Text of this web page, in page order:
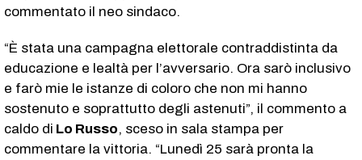
commentato il neo sindaco.
“È stata una campagna elettorale contraddistinta da
educazione e lealtà per l’avversario. Ora sarò inclusivo
e farò mie le istanze di coloro che non mi hanno
sostenuto e soprattutto degli astenuti”, il commento a
caldo di Lo Russo, sceso in sala stampa per
commentare la vittoria. “Lunedì 25 sarà pronta la